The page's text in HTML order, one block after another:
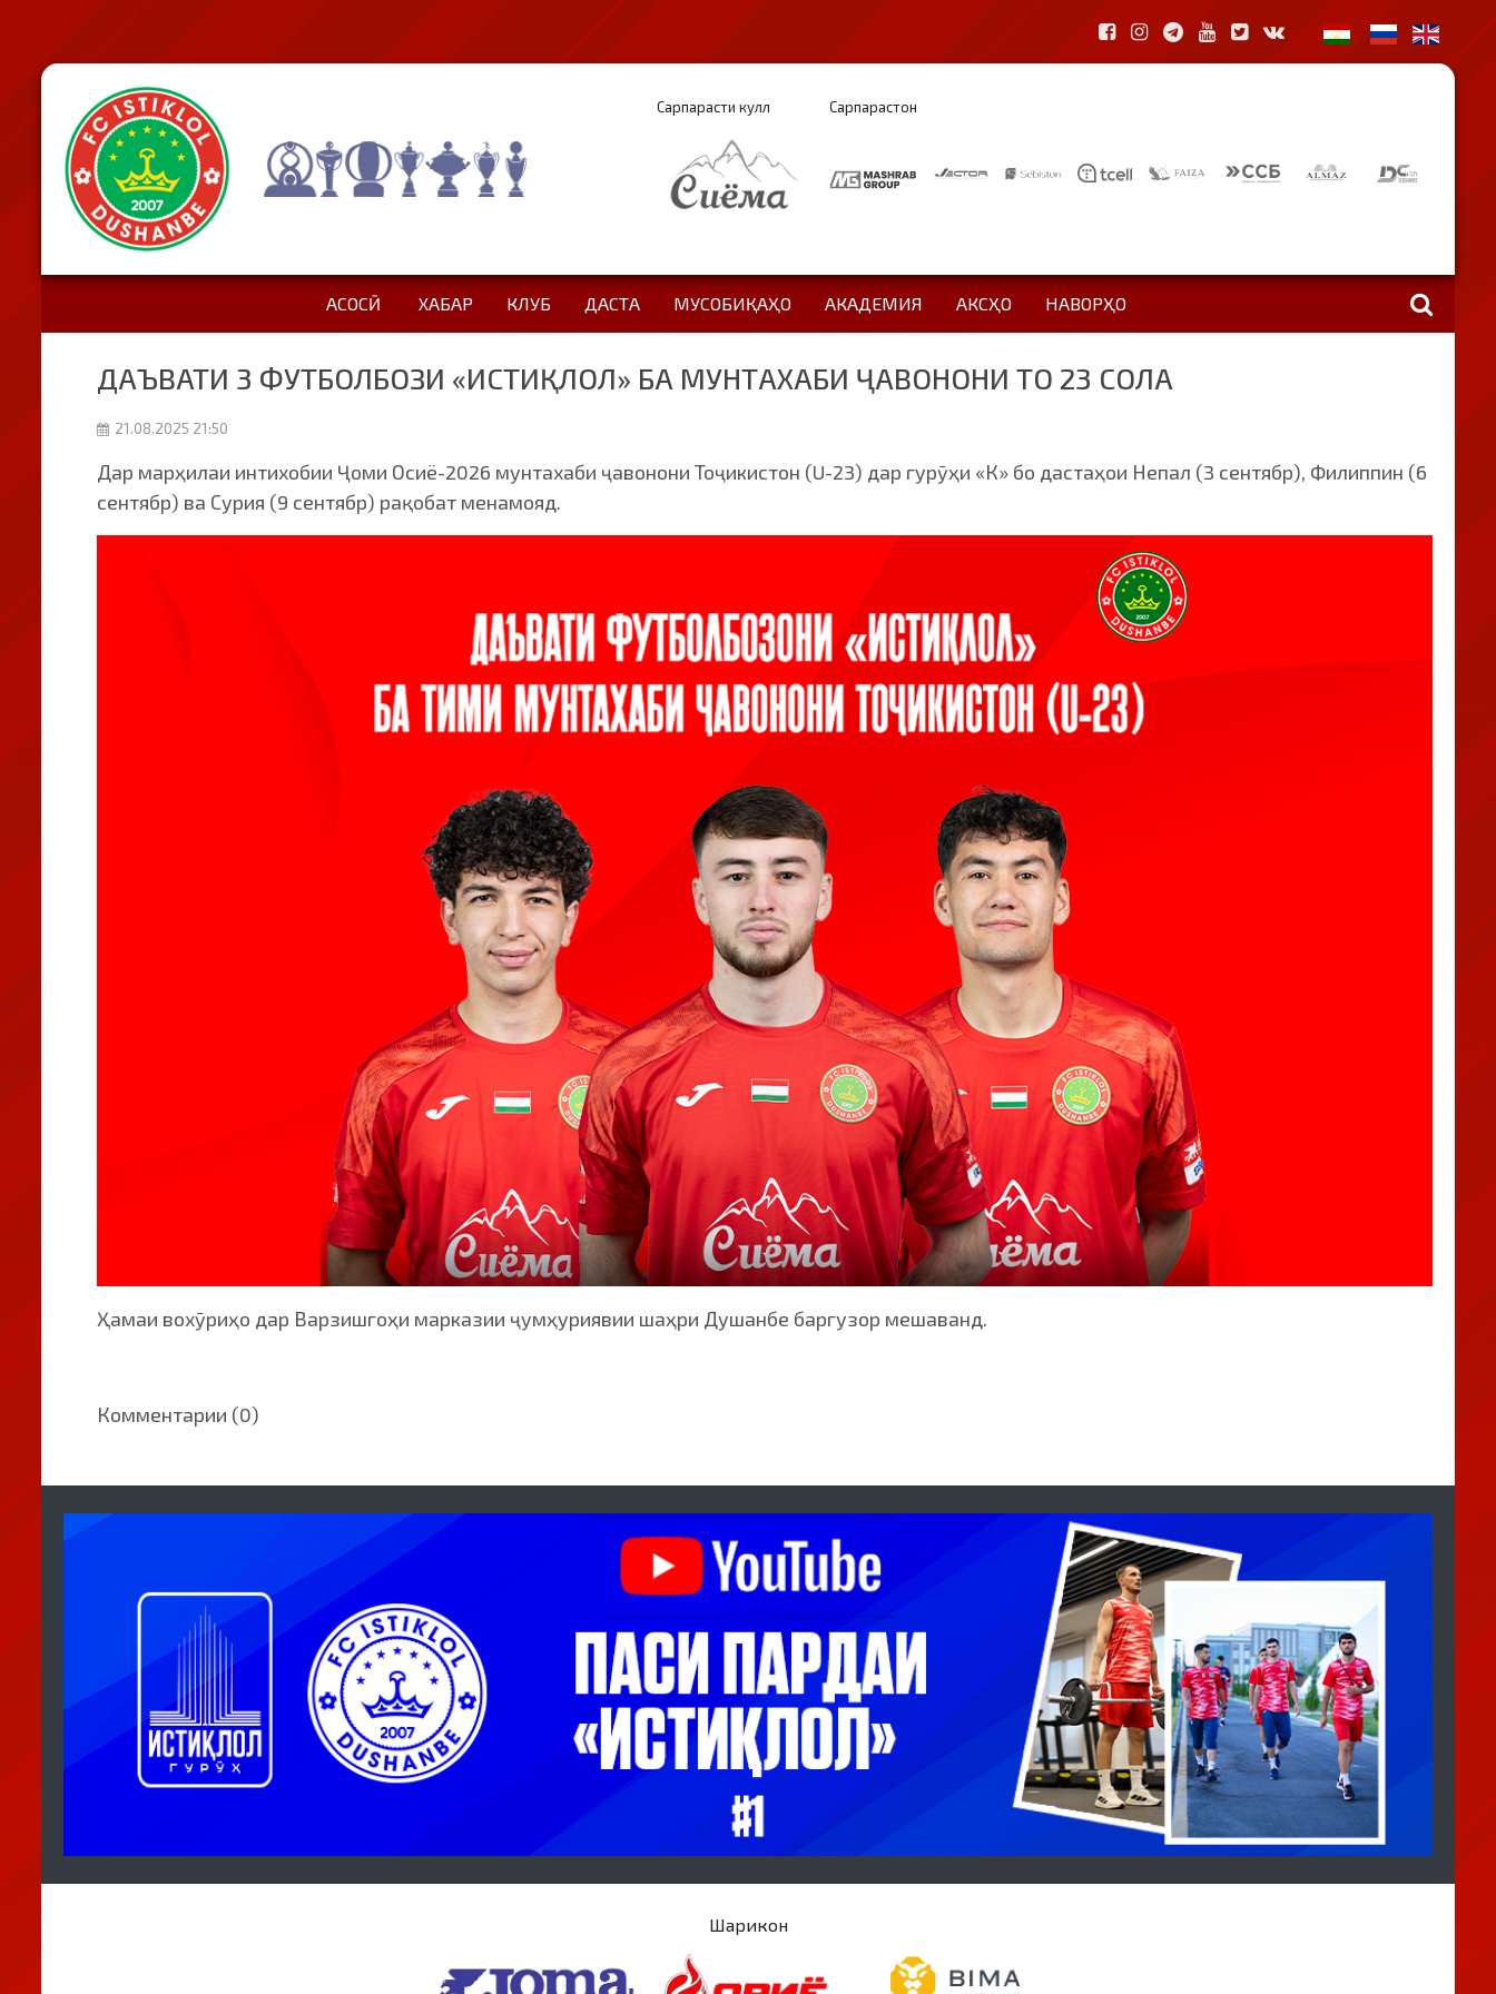
Сарпарасти кулл Сарпарастон
АСОСӢ ХАБАР КЛУБ ДАСТА МУСОБИҚАҲО АКАДЕМИЯ АКСҲО НАВОРҲО
ДАЪВАТИ 3 ФУТБОЛБОЗИ «ИСТИҚЛОЛ» БА МУНТАХАБИ ҶАВОНОНИ ТО 23 СОЛА
21.08.2025 21:50
Дар марҳилаи интихобии Ҷоми Осиё-2026 мунтахаби ҷавонони Тоҷикистон (U-23) дар гурӯҳи «К» бо дастаҳои Непал (3 сентябр), Филиппин (6
сентябр) ва Сурия (9 сентябр) рақобат менамояд.
Ҳамаи вохӯриҳо дар Варзишгоҳи марказии ҷумҳуриявии шаҳри Душанбе баргузор мешаванд.
Комментарии (0)
Шарикон